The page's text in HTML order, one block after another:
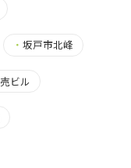
・坂戸市北峰
売ビル